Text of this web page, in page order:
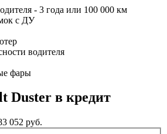
- 3 года или 100 000 км
с ДУ
водителя
фары
Duster в кредит
052 руб.